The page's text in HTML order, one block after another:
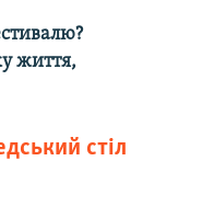
життя,
стіл